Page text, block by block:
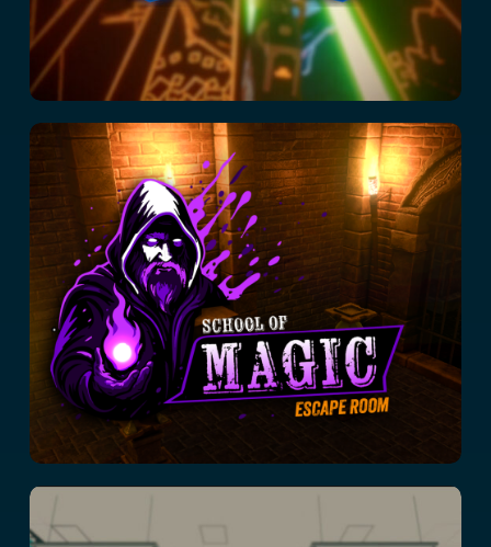
School of Magic